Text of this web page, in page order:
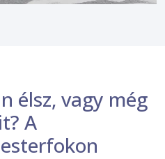
élsz, vagy még
A